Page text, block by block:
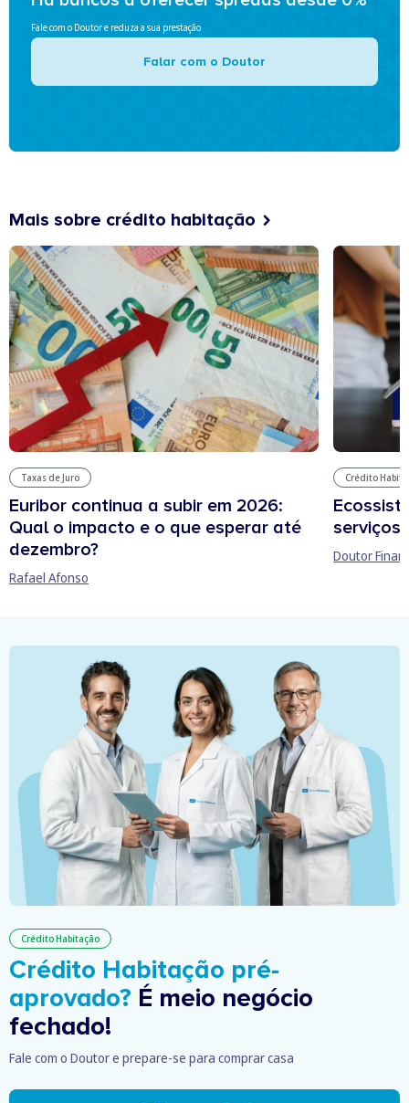
Fale com o Doutor e reduza a sua prestação
Falar com o Doutor
Mais sobre crédito habitação
Taxas de Juro
Euribor continua a subir em 2026:
Qual o impacto e o que esperar até
dezembro?
Rafael Afonso
Crédito
serviços
Doutor
Crédito Habitação
Crédito Habitação pré-
aprovado? É meio negócio
fechado!
Fale com o Doutor e prepare-se para comprar casa